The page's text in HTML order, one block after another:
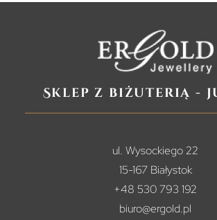
Sklep z biżuterią -
ul. Wysockiego 22
15-167 Białystok
+48 530 793 192
biuro@ergold.pl